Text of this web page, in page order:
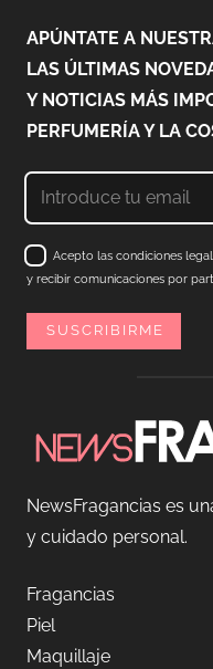
APÚNTATE A
LAS ÚLTIMAS
Y NOTICIAS MÁS
PERFUMERÍA Y LA
Acepto las condiciones
y recibir comunicaciones por
NewsFragancias es
y cuidado personal.
Fragancias
Piel
Maquillaje